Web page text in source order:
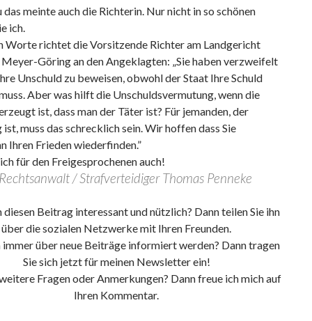
das meinte auch die Richterin. Nur nicht in so schönen
ich.
Worte richtet die Vorsitzende Richter am Landgericht
Meyer-Göring an den Angeklagten: „Sie haben verzweifelt
Unschuld zu beweisen, obwohl der Staat Ihre Schuld
Aber was hilft die Unschuldsvermutung, wenn die
ist, dass man der Täter ist? Für jemanden, der
ist, muss das schrecklich sein. Wir hoffen dass Sie
Ihren Frieden wiederfinden.”
für den Freigesprochenen auch!
/ Strafverteidiger Thomas Penneke
diesen Beitrag interessant und nützlich? Dann teilen Sie ihn
über die sozialen Netzwerke mit Ihren Freunden.
immer über neue Beiträge informiert werden? Dann tragen
Sie sich jetzt für meinen Newsletter ein!
Fragen oder Anmerkungen? Dann freue ich mich auf
Ihren Kommentar.